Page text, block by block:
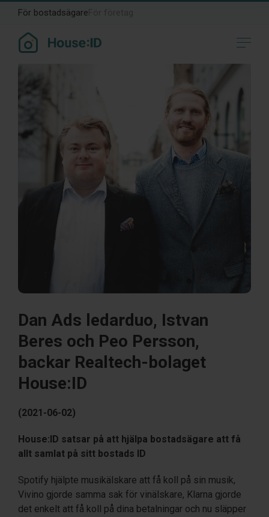
För bostadsägare
Dan Ads ledarduo, Istvan
Beres och Peo Persson,
backar Realtech-bolaget
House:ID
(2021-06-02)
House:ID satsar på att hjälpa bostadsägare att få
allt samlat på sitt bostads ID
Spotify hjälpte musikälskare att få koll på sin musik,
Vivino gjorde samma sak för vinälskare, Klarna gjorde
det enkelt att få koll på dina betalningar och nu släpper